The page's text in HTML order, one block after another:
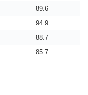
89.6
94.9
88.7
85.7